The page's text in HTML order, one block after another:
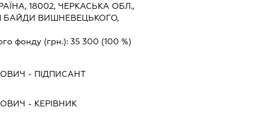
18002, ЧЕРКАСЬКА ОБЛ.,
БАЙДИ ВИШНЕВЕЦЬКОГО,
фонду (грн.): 35 300 (100 %)
- ПІДПИСАНТ
- КЕРІВНИК